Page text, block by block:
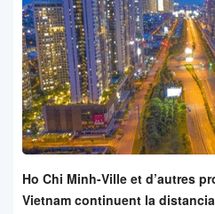
Ho Chi Minh-Ville et d’autres
Vietnam continuent la